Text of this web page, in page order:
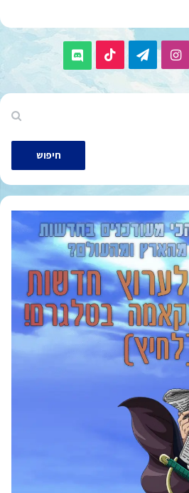
Instagram
Telegram
TikTok
Discord
חיפוש: